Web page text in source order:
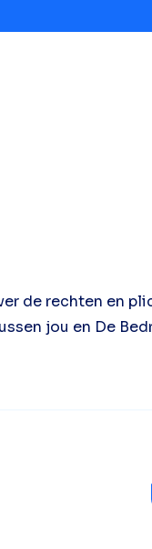
de rechten en
jou en De